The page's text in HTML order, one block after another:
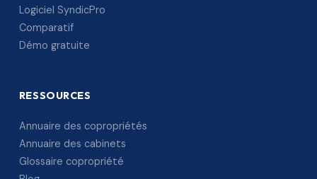
Logiciel SyndicPro
Comparatif
Démo gratuite
RESSOURCES
Annuaire des copropriétés
Annuaire des cabinets
Glossaire copropriété